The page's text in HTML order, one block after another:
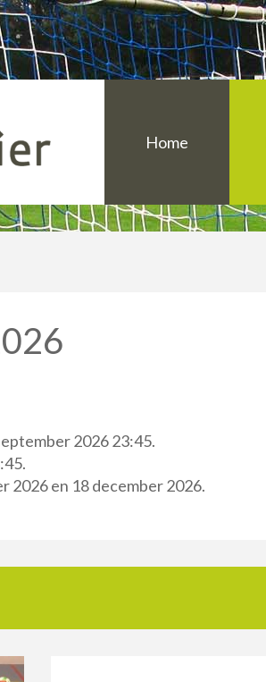
Home
2026 23:45.
2026 en 18 december 2026.